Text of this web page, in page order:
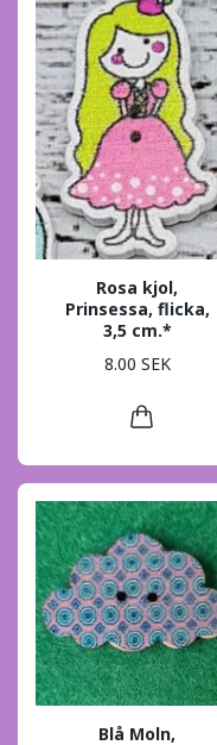
Rosa kjol,
Prinsessa, flicka,
3,5 cm.*
8.00 SEK
Blå Moln,